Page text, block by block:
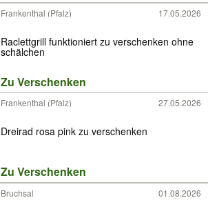
Frankenthal (Pfalz) 17.05.2026
Raclettgrill funktioniert zu verschenken ohne
schälchen
Zu Verschenken
Frankenthal (Pfalz) 27.05.2026
Dreirad rosa pink zu verschenken
Zu Verschenken
Bruchsal 01.08.2026